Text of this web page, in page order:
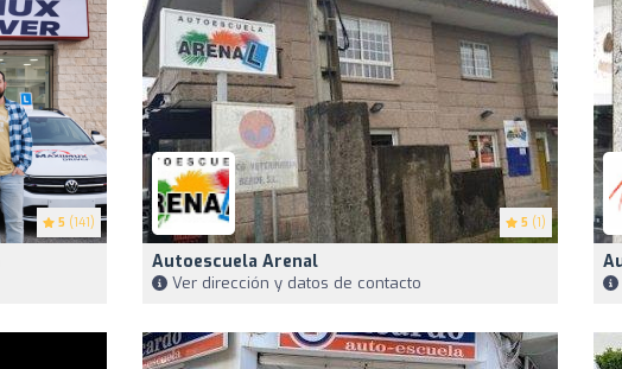
5 (141) 5 (1)
Autoescuela Arenal
Ver dirección y datos de contacto